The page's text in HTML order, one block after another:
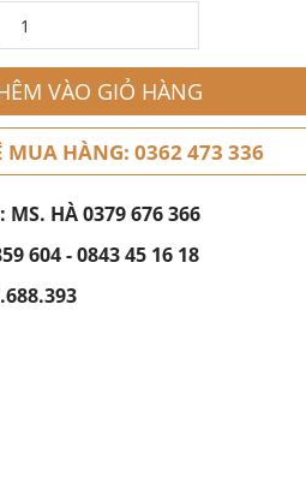
VÀO GIỎ HÀNG
MUA HÀNG: 0362 473 336
MS. HÀ0379 676 366
604-0843 45 16 18